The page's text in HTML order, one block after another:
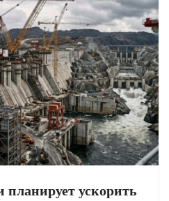
ускорить